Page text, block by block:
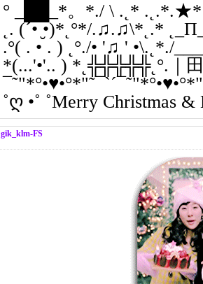
° _██_*。*./ \ .˛*
˛. (´• ̮•)*˛°*/.♫.♫\*˛.*
.°( . • . ) ˛°./• '♫ ' •\.˛*./
*(...'•'.. ) *˛╬╬╬╬╬˛°.｜
˚ღ •˚ ˚Merry Christmas
gik_klm-FS